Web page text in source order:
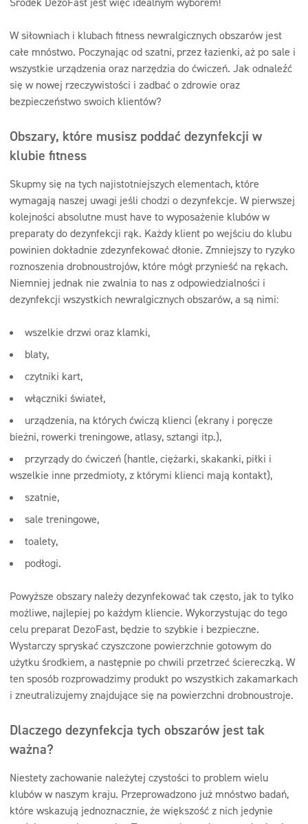
W siłowniach i klubach fitness newralgicznych obszarów jest
całe mnóstwo. Poczynając od szatni, przez łazienki, aż po sale i
wszystkie urządzenia oraz narzędzia do ćwiczeń. Jak odnaleźć
się w nowej rzeczywistości i zadbać o zdrowie oraz
bezpieczeństwo swoich klientów?
Obszary, które musisz poddać dezynfekcji w
klubie fitness
Skupmy się na tych najistotniejszych elementach, które
wymagają naszej uwagi jeśli chodzi o dezynfekcje. W pierwszej
kolejności absolutne must have to wyposażenie klubów w
preparaty do dezynfekcji rąk. Każdy klient po wejściu do klubu
powinien dokładnie zdezynfekować dłonie. Zmniejszy to ryzyko
roznoszenia drobnoustrojów, które mógł przynieść na rękach.
Niemniej jednak nie zwalnia to nas z odpowiedzialności i
dezynfekcji wszystkich newralgicznych obszarów, a są nimi:
wszelkie drzwi oraz klamki,
blaty,
czytniki kart,
włączniki świateł,
urządzenia, na których ćwiczą klienci (ekrany i poręcze
bieżni, rowerki treningowe, atlasy, sztangi itp.),
przyrządy do ćwiczeń (hantle, ciężarki, skakanki, piłki i
wszelkie inne przedmioty, z którymi klienci mają kontakt),
szatnie,
sale treningowe,
toalety,
podłogi.
Powyższe obszary należy dezynfekować tak często, jak to tylko
możliwe, najlepiej po każdym kliencie. Wykorzystując do tego
celu preparat DezoFast, będzie to szybkie i bezpieczne.
Wystarczy spryskać czyszczone powierzchnie gotowym do
użytku środkiem, a następnie po chwili przetrzeć ściereczką. W
ten sposób rozprowadzimy produkt po wszystkich zakamarkach
i zneutralizujemy znajdujące się na powierzchni drobnoustroje.
Dlaczego dezynfekcja tych obszarów jest tak
ważna?
Niestety zachowanie należytej czystości to problem wielu
klubów w naszym kraju. Przeprowadzono już mnóstwo badań,
które wskazują jednoznacznie, że większość z nich jedynie